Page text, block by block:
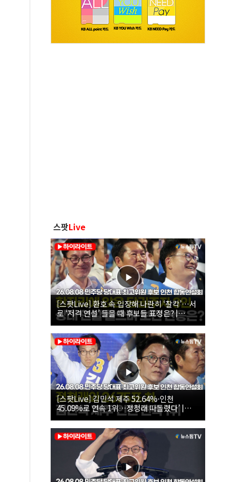
스팟Live
[스팟Live] 환호 속 입장해 나란히 ‘찰칵’…서
로 ‘저격 연설’ 들을 때 후보들 표정은? |
26.08.08 더불어민주당 당대표·최고위원 후
보 인천 합동연설회
[스팟Live] 김민석 제주 52.64%·인천
45.09%로 연속 1위…정청래 따돌렸다’ |
26.08.08 더불어민주당 당대표·최고위원 후
보 인천 합동연설회